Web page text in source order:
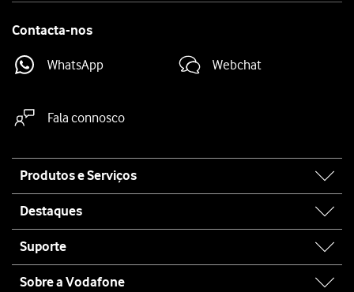
Contacta-nos
WhatsApp Webchat
Fala connosco
map
Produtos e Serviços
Destaques
Suporte
Sobre a Vodafone